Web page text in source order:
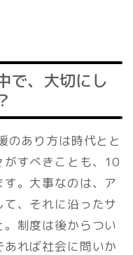
で、大切にし
のあり方は時代とと
がすべきことも、10
。大事なのは、ア
、それに沿ったサ
制度は後からつい
れば社会に問いか